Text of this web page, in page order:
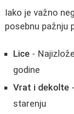
Iako je važno
posebnu pažnju
Lice -
godine
Vrat i dekolte
starenju